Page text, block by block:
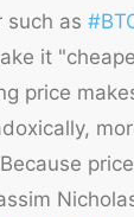
such as
it
price